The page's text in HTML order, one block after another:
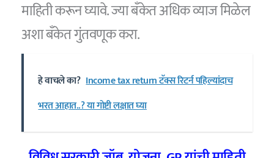
माहिती करून घ्यावे. ज्या बँकेत अधिक व्याज मिळेल
अशा बँकेत गुंतवणूक करा.
हे वाचले का? Income tax return टॅक्स रिटर्न पहिल्यांदाच
भरत आहात..? या गोष्टी लक्षात घ्या